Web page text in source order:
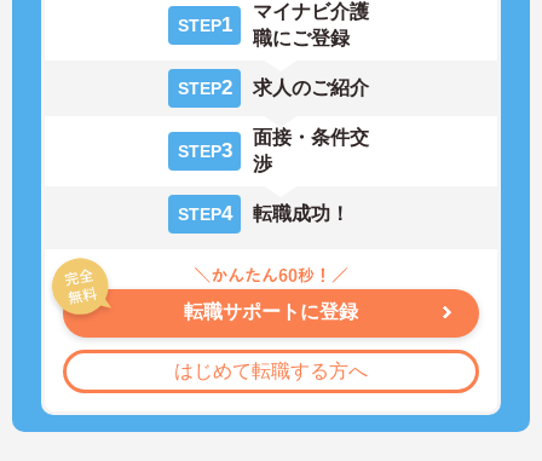
STEP1
マイナビ介護
職にご登録
STEP2 求人のご紹介
STEP3
面接・条件交
渉
STEP4 転職成功！
転職サポートに登録
はじめて転職する方へ